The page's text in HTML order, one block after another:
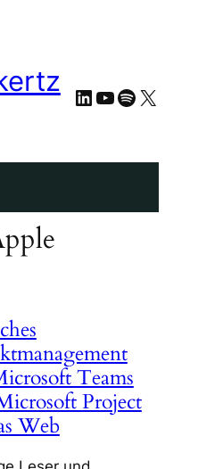
LinkedIn
YouTube
Spotify
X
Teams
Project
Web